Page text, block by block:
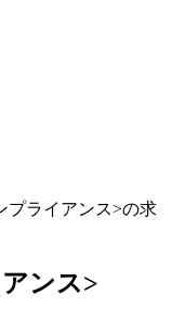
プライアンス>の求
ンス>